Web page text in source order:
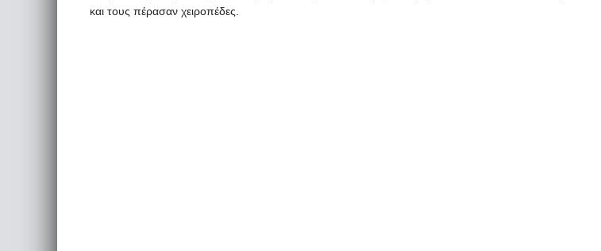
και τους πέρασαν χειροπέδες.